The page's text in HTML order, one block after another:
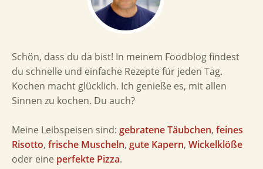
Schön, dass du da bist! In meinem Foodblog findest
du schnelle und einfache Rezepte für jeden Tag.
Kochen macht glücklich. Ich genieße es, mit allen
Sinnen zu kochen. Du auch?
Meine Leibspeisen sind: gebratene Täubchen, feines
Risotto, frische Muscheln, gute Kapern, Wickelklöße
oder eine perfekte Pizza.